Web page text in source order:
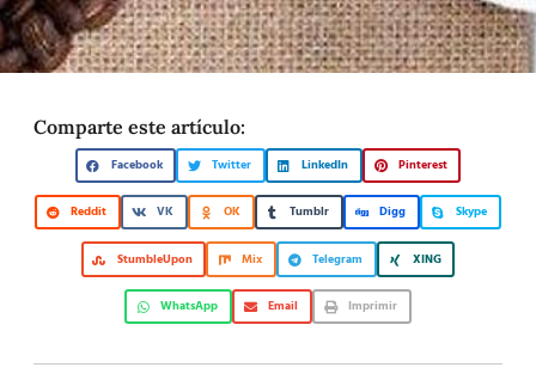
Comparte este artículo:
Facebook Twitter LinkedIn Pinterest
Reddit VK OK Tumblr Digg Skype
StumbleUpon Mix Telegram XING
WhatsApp Email Imprimir